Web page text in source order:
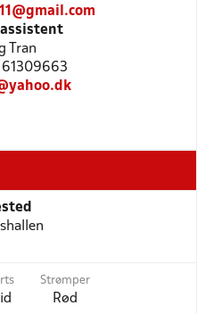
Tran
61309663
Strømper
Rød